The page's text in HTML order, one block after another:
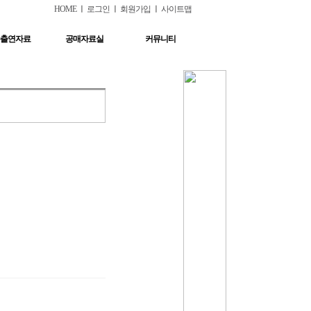
HOMEㅣ 로그인 회원가입 사이트맵
연자료 공매자료실 커뮤니티